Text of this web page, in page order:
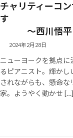
チャリティーコ
～西川悟平
2024年2月28日
ニューヨークを拠点
るピアニスト。輝かし
されながらも、懸命
家。ようやく動かせ […]